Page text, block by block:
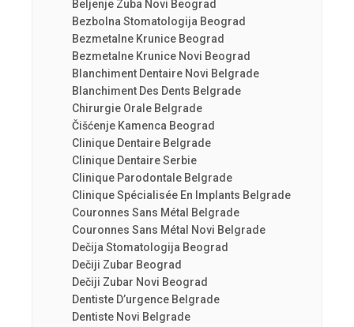
Beljenje Zuba Novi Beograd
Bezbolna Stomatologija Beograd
Bezmetalne Krunice Beograd
Bezmetalne Krunice Novi Beograd
Blanchiment Dentaire Novi Belgrade
Blanchiment Des Dents Belgrade
Chirurgie Orale Belgrade
Čišćenje Kamenca Beograd
Clinique Dentaire Belgrade
Clinique Dentaire Serbie
Clinique Parodontale Belgrade
Clinique Spécialisée En Implants Belgrade
Couronnes Sans Métal Belgrade
Couronnes Sans Métal Novi Belgrade
Dečija Stomatologija Beograd
Dečiji Zubar Beograd
Dečiji Zubar Novi Beograd
Dentiste D’urgence Belgrade
Dentiste Novi Belgrade